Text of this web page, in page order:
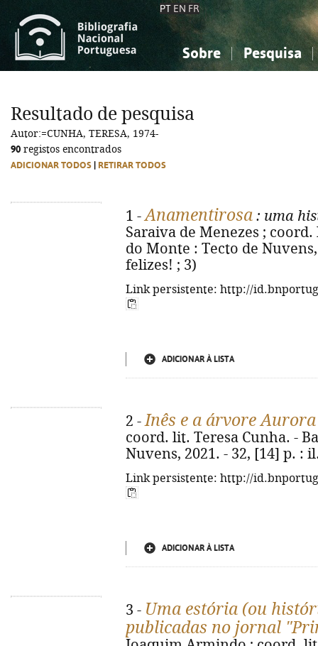
PT EN FR
Sobre Pesquisa
Ciências sociais...
Ciências sociais...
Resultado de pesquisa
Autor:=CUNHA, TERESA, 1974-
90 registos encontrados
ADICIONAR TODOS RETIRAR TODOS
1 -Anamentirosa : uma
Saraiva de Menezes ;
do Monte : Tecto de
felizes! ; 3)
Link persistente: http://
ADICIONAR À LISTA
2 -Inês e a árvore Aurora
coord. lit. Teresa Cunha. -
Nuvens, 2021. - 32, [14] p. :
Link persistente: http://
ADICIONAR À LISTA
3 - Uma estória (ou
publicadas no jornal